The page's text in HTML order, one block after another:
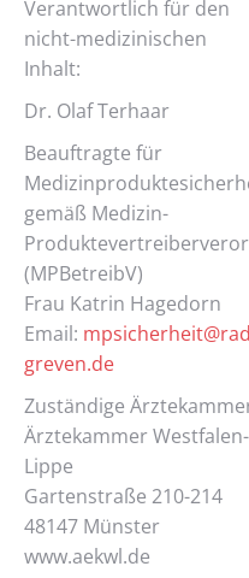
Verantwortlich für den
nicht-medizinischen
Inhalt:
Dr. Olaf Terhaar
Beauftragte für
gemäß Medizin-
(MPBetreibV)
Frau Katrin Hagedorn
Email:
greven.de
Zuständige
Ärztekammer Westfalen-
Lippe
Gartenstraße 210-214
48147 Münster
www.aekwl.de